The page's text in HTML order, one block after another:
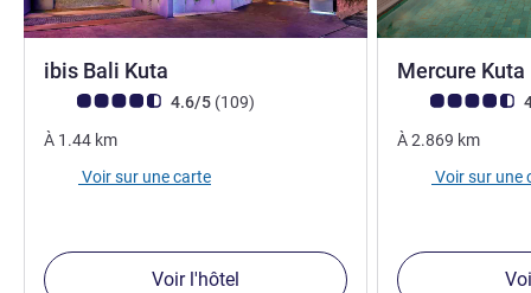
ibis Bali Kuta
Note Avis clients (Note ALL)
4.6/5 (109avis
)
À 1.44 km
Voir sur une carte
Voir l'hôtel
Mercure
Note Avis clients
À2.869 km
Voir sur une